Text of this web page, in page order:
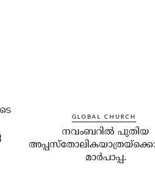
GLOBAL CHURCH
നവംബറില്‍ പുതിയ
മാര്‍പാപ്പ.